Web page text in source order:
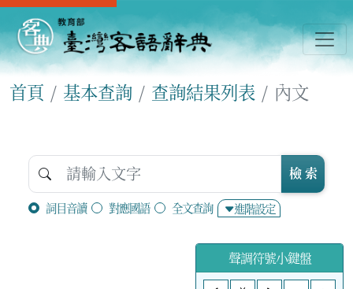
首頁 基本查詢 查詢結果列表 內文
詞目音讀 對應國語 全文查詢 進階設定
檢 索
聲調符號小鍵盤